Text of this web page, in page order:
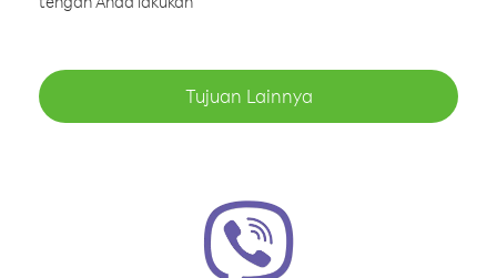
Tujuan Lainnya